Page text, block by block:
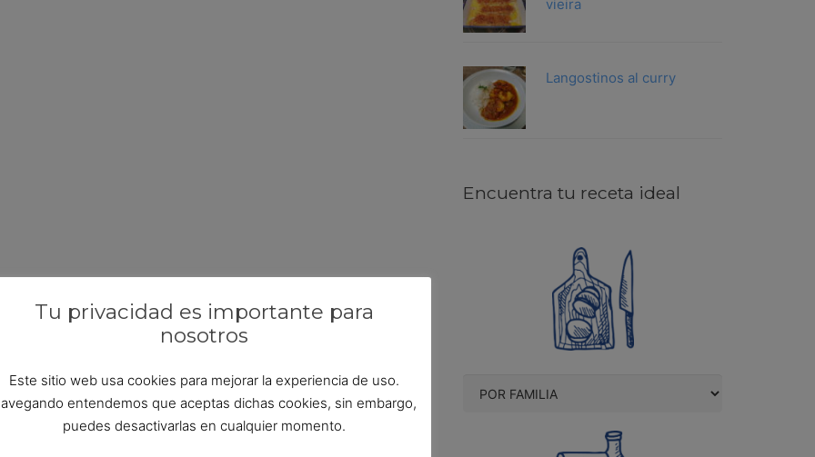
vieira
Langostinos al curry
Encuentra tu receta ideal
Tu privacidad es importante para
nosotros
Este sitio web usa cookies para mejorar la experiencia de uso.
entendemos que aceptas dichas cookies, sin embargo,
puedes desactivarlas en cualquier momento.